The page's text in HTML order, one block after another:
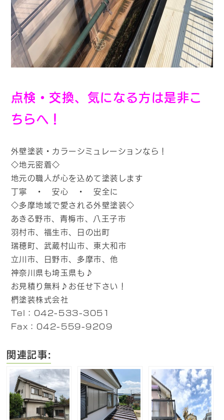
点検・交換、気になる方は是非こ
ちらへ！
外壁塗装・カラーシミュレーションなら！
◇地元密着◇
地元の職人が心を込めて塗装します
丁寧 ・ 安心 ・ 安全に
◇多摩地域で愛される外壁塗装◇
あきる野市、青梅市、八王子市
羽村市、福生市、日の出町
瑞穂町、武蔵村山市、東大和市
立川市、日野市、多摩市、他
神奈川県も埼玉県も♪
お見積り無料♪お任せ下さい！
椚塗装株式会社
Tel：042-533-3051
Fax：042-559-9209
関連記事: